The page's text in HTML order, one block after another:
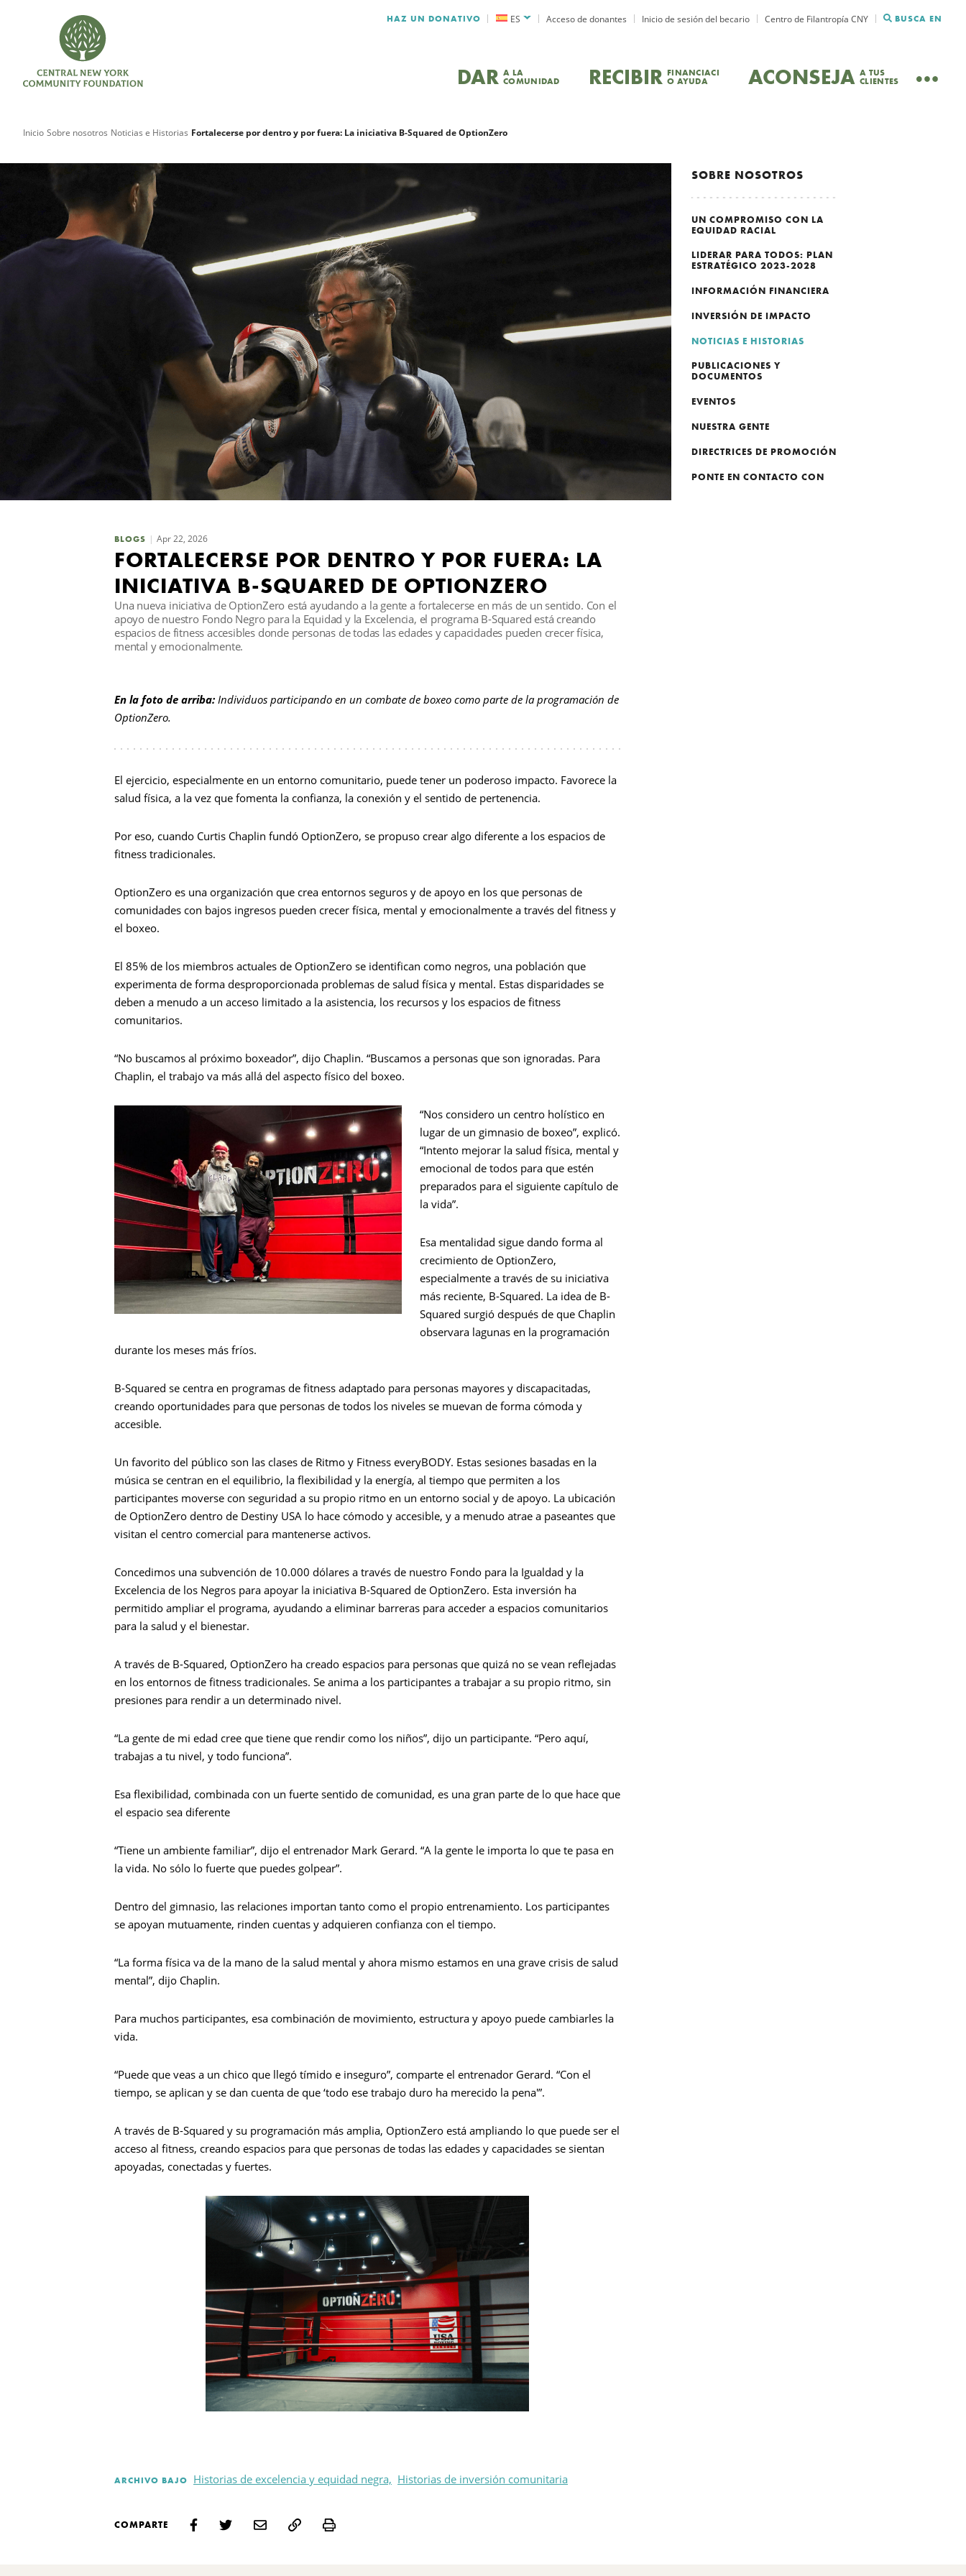
HAZ UN DONATIVO ES Acceso de donantes Inicio de sesión del becario Centro de Filantropía CNY BUSCA EN
DAR A LA
COMUNIDAD RECIBIR FINANCIACI
O AYUDA ACONSEJA A TUS
CLIENTES
Inicio Sobre nosotros Noticias e Historias Fortalecerse por dentro y por fuera: La iniciativa B-Squared de OptionZero
BLOGS Apr 22, 2026
FORTALECERSE POR DENTRO Y POR FUERA: LA
INICIATIVA B-SQUARED DE OPTIONZERO
Una nueva iniciativa de OptionZero está ayudando a la gente a fortalecerse en más de un sentido. Con el
apoyo de nuestro Fondo Negro para la Equidad y la Excelencia, el programa B-Squared está creando
espacios de fitness accesibles donde personas de todas las edades y capacidades pueden crecer física,
mental y emocionalmente.
En la foto de arriba: Individuos participando en un combate de boxeo como parte de la programación de
OptionZero.
El ejercicio, especialmente en un entorno comunitario, puede tener un poderoso impacto. Favorece la
salud física, a la vez que fomenta la confianza, la conexión y el sentido de pertenencia.
Por eso, cuando Curtis Chaplin fundó OptionZero, se propuso crear algo diferente a los espacios de
fitness tradicionales.
OptionZero es una organización que crea entornos seguros y de apoyo en los que personas de
comunidades con bajos ingresos pueden crecer física, mental y emocionalmente a través del fitness y
el boxeo.
El 85% de los miembros actuales de OptionZero se identifican como negros, una población que
experimenta de forma desproporcionada problemas de salud física y mental. Estas disparidades se
deben a menudo a un acceso limitado a la asistencia, los recursos y los espacios de fitness
comunitarios.
“No buscamos al próximo boxeador”, dijo Chaplin. “Buscamos a personas que son ignoradas. Para
Chaplin, el trabajo va más allá del aspecto físico del boxeo.
“Nos considero un centro holístico en
lugar de un gimnasio de boxeo”, explicó.
“Intento mejorar la salud física, mental y
emocional de todos para que estén
preparados para el siguiente capítulo de
la vida”.
Esa mentalidad sigue dando forma al
crecimiento de OptionZero,
especialmente a través de su iniciativa
más reciente, B-Squared. La idea de B-
Squared surgió después de que Chaplin
observara lagunas en la programación
durante los meses más fríos.
B-Squared se centra en programas de fitness adaptado para personas mayores y discapacitadas,
creando oportunidades para que personas de todos los niveles se muevan de forma cómoda y
accesible.
Un favorito del público son las clases de Ritmo y Fitness everyBODY. Estas sesiones basadas en la
música se centran en el equilibrio, la flexibilidad y la energía, al tiempo que permiten a los
participantes moverse con seguridad a su propio ritmo en un entorno social y de apoyo. La ubicación
de OptionZero dentro de Destiny USA lo hace cómodo y accesible, y a menudo atrae a paseantes que
visitan el centro comercial para mantenerse activos.
Concedimos una subvención de 10.000 dólares a través de nuestro Fondo para la Igualdad y la
Excelencia de los Negros para apoyar la iniciativa B-Squared de OptionZero. Esta inversión ha
permitido ampliar el programa, ayudando a eliminar barreras para acceder a espacios comunitarios
para la salud y el bienestar.
A través de B-Squared, OptionZero ha creado espacios para personas que quizá no se vean reflejadas
en los entornos de fitness tradicionales. Se anima a los participantes a trabajar a su propio ritmo, sin
presiones para rendir a un determinado nivel.
“La gente de mi edad cree que tiene que rendir como los niños”, dijo un participante. “Pero aquí,
trabajas a tu nivel, y todo funciona”.
Esa flexibilidad, combinada con un fuerte sentido de comunidad, es una gran parte de lo que hace que
el espacio sea diferente
“Tiene un ambiente familiar”, dijo el entrenador Mark Gerard. “A la gente le importa lo que te pasa en
la vida. No sólo lo fuerte que puedes golpear”.
Dentro del gimnasio, las relaciones importan tanto como el propio entrenamiento. Los participantes
se apoyan mutuamente, rinden cuentas y adquieren confianza con el tiempo.
“La forma física va de la mano de la salud mental y ahora mismo estamos en una grave crisis de salud
mental”, dijo Chaplin.
Para muchos participantes, esa combinación de movimiento, estructura y apoyo puede cambiarles la
vida.
“Puede que veas a un chico que llegó tímido e inseguro”, comparte el entrenador Gerard. “Con el
tiempo, se aplican y se dan cuenta de que ‘todo ese trabajo duro ha merecido la pena'”.
A través de B-Squared y su programación más amplia, OptionZero está ampliando lo que puede ser el
acceso al fitness, creando espacios para que personas de todas las edades y capacidades se sientan
apoyadas, conectadas y fuertes.
ARCHIVO BAJO Historias de excelencia y equidad negra, Historias de inversión comunitaria
COMPARTE Print
SOBRE NOSOTROS
UN COMPROMISO CON LA
EQUIDAD RACIAL
LIDERAR PARA TODOS: PLAN
ESTRATÉGICO 2023-2028
INFORMACIÓN FINANCIERA
INVERSIÓN DE IMPACTO
NOTICIAS E HISTORIAS
PUBLICACIONES Y
DOCUMENTOS
EVENTOS
NUESTRA GENTE
DIRECTRICES DE PROMOCIÓN
PONTE EN CONTACTO CON